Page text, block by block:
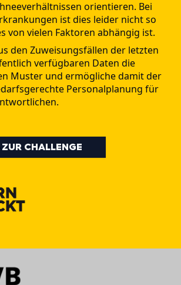
orientieren. Bei
ist dies leider nicht so
von vielen Faktoren abhängig ist.
den Zuweisungsfällen der letzten
verfügbaren Daten die
Muster und ermögliche damit der
Personalplanung für
ZUR CHALLENGE